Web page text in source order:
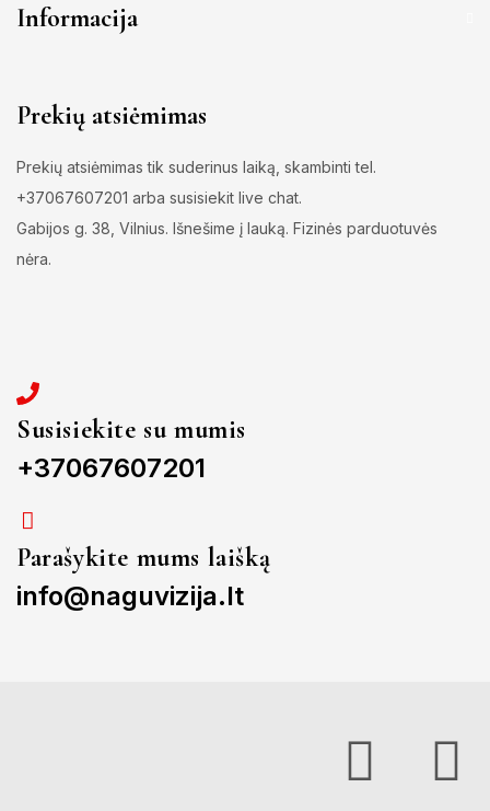
Informacija
Prekių atsiėmimas
Prekių atsiėmimas tik suderinus laiką, skambinti tel.
+37067607201 arba susisiekit live chat.
Gabijos g. 38, Vilnius. Išnešime į lauką. Fizinės parduotuvės
nėra.
Susisiekite su mumis
+37067607201
Parašykite mums laišką
info@naguvizija.lt